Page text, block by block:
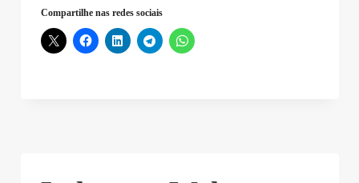
Compartilhe nas redes sociais